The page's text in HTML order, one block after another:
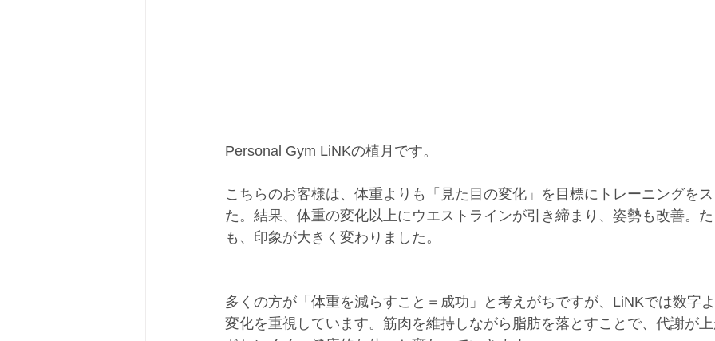
Personal Gym LiNKの植月です。
こちらのお客様は、体重よりも「見た目の変化」を目標にトレーニングを
た。結果、体重の変化以上にウエストラインが引き締まり、姿勢も改善。
も、印象が大きく変わりました。
多くの方が「体重を減らすこと＝成功」と考えがちですが、LiNKでは数字
変化を重視しています。筋肉を維持しながら脂肪を落とすことで、代謝が